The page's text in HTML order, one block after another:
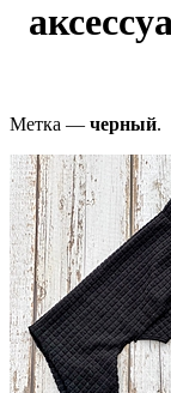
Метка — черный.